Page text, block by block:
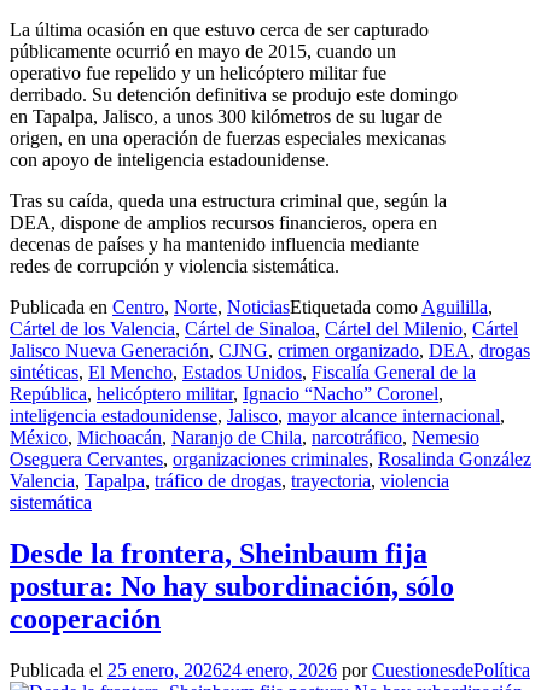
La última ocasión en que estuvo cerca de ser capturado
públicamente ocurrió en mayo de 2015, cuando un
operativo fue repelido y un helicóptero militar fue
derribado. Su detención definitiva se produjo este domingo
en Tapalpa, Jalisco, a unos 300 kilómetros de su lugar de
origen, en una operación de fuerzas especiales mexicanas
con apoyo de inteligencia estadounidense.
Tras su caída, queda una estructura criminal que, según la
DEA, dispone de amplios recursos financieros, opera en
decenas de países y ha mantenido influencia mediante
redes de corrupción y violencia sistemática.
Publicada en Centro, Norte, NoticiasEtiquetada como Aguililla,
Cártel de los Valencia, Cártel de Sinaloa, Cártel del Milenio, Cártel
Jalisco Nueva Generación, CJNG, crimen organizado, DEA, drogas
sintéticas, El Mencho, Estados Unidos, Fiscalía General de la
República, helicóptero militar, Ignacio “Nacho” Coronel,
inteligencia estadounidense, Jalisco, mayor alcance internacional,
México, Michoacán, Naranjo de Chila, narcotráfico, Nemesio
Oseguera Cervantes, organizaciones criminales, Rosalinda González
Valencia, Tapalpa, tráfico de drogas, trayectoria, violencia
sistemática
Desde la frontera, Sheinbaum fija
postura: No hay subordinación, sólo
cooperación
Publicada el 25 enero, 202624 enero, 2026 porCuestionesdePolítica